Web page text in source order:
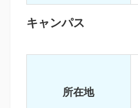
キャンパス
所在地